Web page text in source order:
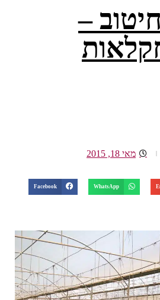
–
מאי 18, 2015
WhatsApp
Facebook